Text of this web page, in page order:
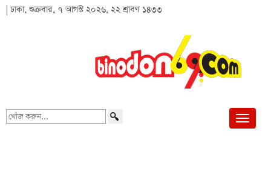
| ঢাকা, শুক্রবার, ৭ আগস্ট ২০২৬, ২২ শ্রাবণ ১৪৩৩
খোঁজ